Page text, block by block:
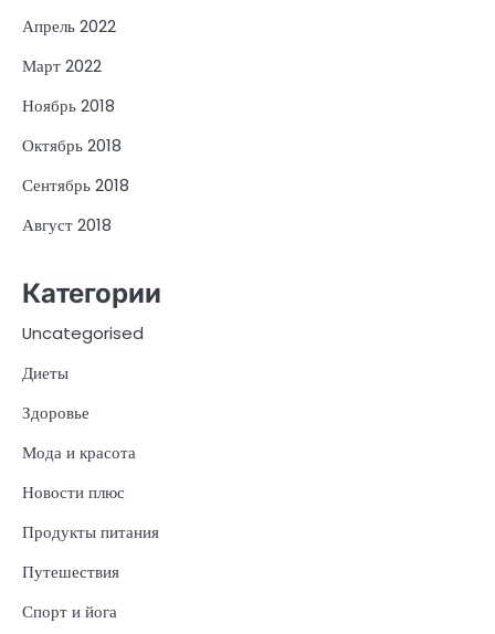
Апрель 2022
Март 2022
Ноябрь 2018
Октябрь 2018
Сентябрь 2018
Август 2018
Категории
Uncategorised
Диеты
Здоровье
Мода и красота
Новости плюс
Продукты питания
Путешествия
Спорт и йога